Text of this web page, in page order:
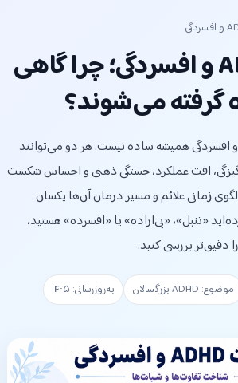
تفاوت ADHD و افسردگی؛ چرا گاهی
گرفته می‌شوند؟
تشخیص تفاوت ADHD و افسردگی همیشه ساده نیست. هر دو می‌توانند
افت عملکرد، خستگی ذهنی و احساس شکست
زمانی علائم و مسیر درمان آن‌ها یکسان
«تنبل»، «بی‌اراده» یا «افسرده» هستید،
دقیق‌تر بررسی کنید.
موضوع: ADHD بزرگسالان به‌روزرسانی: ۱۴۰۵